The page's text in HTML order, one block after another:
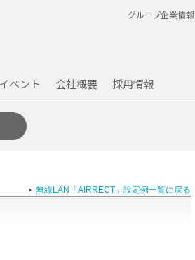
グループ企業情報
イベント 会社概要 採用情報
無線LAN「AIRRECT」設定例一覧に戻る